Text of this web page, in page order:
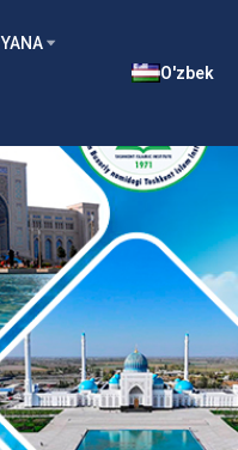
YANA
O'zbek